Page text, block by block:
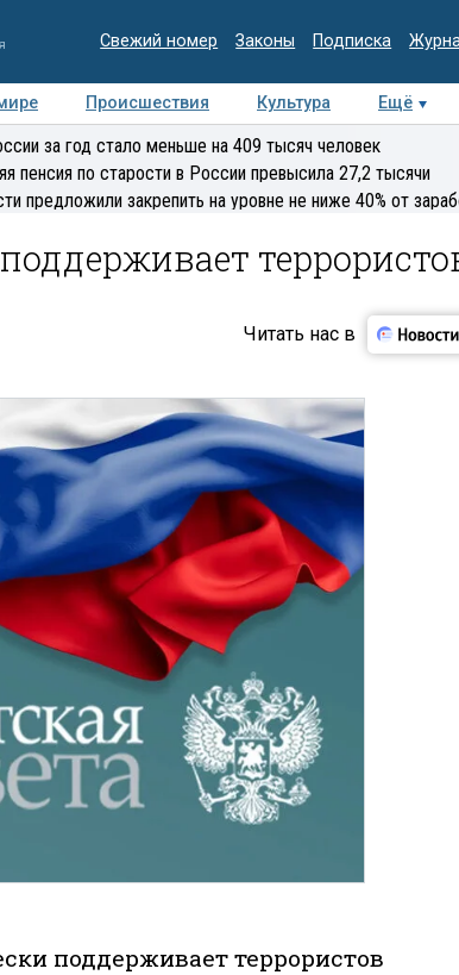
Свежий номер Законы Подписка
Происшествия Культура Ещё
Медиацентр Интервью Колумнисты
за год стало меньше на 409 тысяч человек
пенсия по старости в России превысила 27,2 тысячи
предложили закрепить на уровне не ниже 40% от
Читать нас в
поддерживает террористов